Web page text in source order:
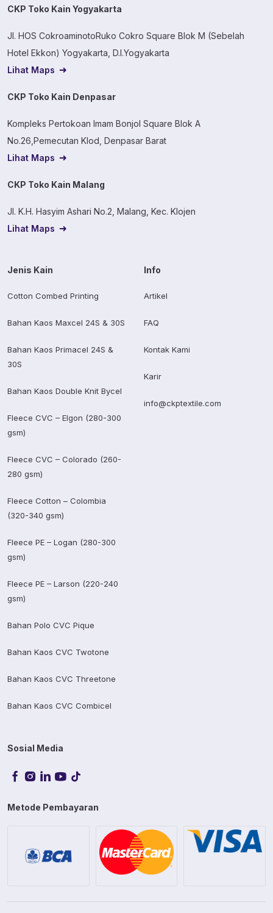
CKP Toko Kain Yogyakarta
Jl. HOS CokroaminotoRuko Cokro Square Blok M (Sebelah
Hotel Ekkon) Yogyakarta, D.I.Yogyakarta
Lihat Maps
CKP Toko Kain Denpasar
Kompleks Pertokoan Imam Bonjol Square Blok A
No.26,Pemecutan Klod, Denpasar Barat
Lihat Maps
CKP Toko Kain Malang
Jl. K.H. Hasyim Ashari No.2, Malang, Kec. Klojen
Lihat Maps
Jenis Kain
Cotton Combed Printing
Bahan Kaos Maxcel 24S & 30S
Bahan Kaos Primacel 24S &
30S
Bahan Kaos Double Knit Bycel
Fleece CVC – Elgon (280-300
gsm)
Fleece CVC – Colorado (260-
280 gsm)
Fleece Cotton – Colombia
(320-340 gsm)
Fleece PE – Logan (280-300
gsm)
Fleece PE – Larson (220-240
gsm)
Bahan Polo CVC Pique
Bahan Kaos CVC Twotone
Bahan Kaos CVC Threetone
Bahan Kaos CVC Combicel
Info
Artikel
FAQ
Kontak Kami
Karir
info@ckptextile.com
Sosial Media
Metode Pembayaran